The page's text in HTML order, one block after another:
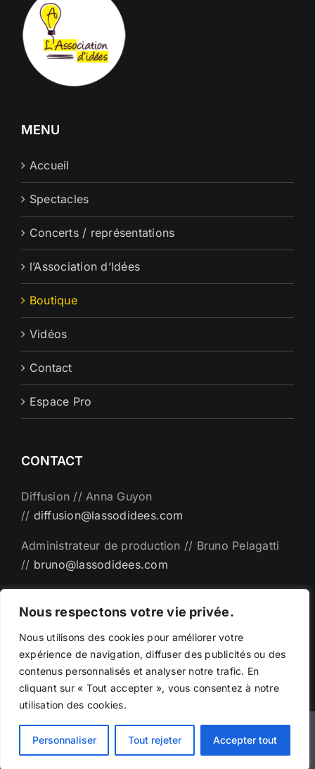
Nous respectons votre vie privée.
Nous utilisons des cookies pour améliorer votre
expérience de navigation, diffuser des publicités ou des
contenus personnalisés et analyser notre trafic. En
cliquant sur « Tout accepter », vous consentez à notre
utilisation des cookies.
Personnaliser Tout rejeter Accepter tout
MENU
Accueil
Spectacles
Concerts / représentations
l’Association d’Idées
Boutique
Vidéos
Contact
Espace Pro
CONTACT
Diffusion // Anna Guyon
// diffusion@lassodidees.com
Administrateur de production // Bruno Pelagatti
// bruno@lassodidees.com
//man@lassodidees.com
emanuelbemer.com -
Mentions légales